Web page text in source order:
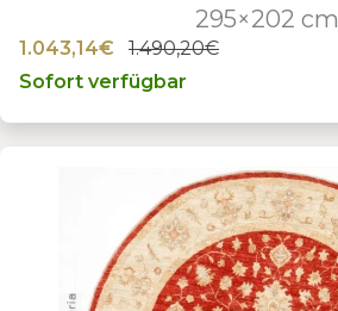
295×202 cm
1.043,14€
1.490,20€
Sofort verfügbar